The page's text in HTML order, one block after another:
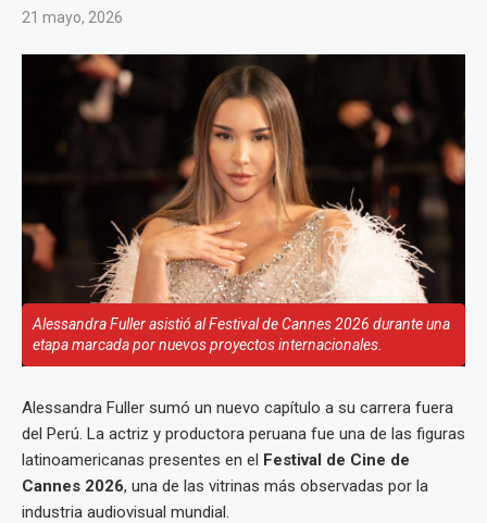
21 mayo, 2026
Alessandra Fuller asistió al Festival de Cannes 2026 durante una
etapa marcada por nuevos proyectos internacionales.
Alessandra Fuller sumó un nuevo capítulo a su carrera fuera
del Perú. La actriz y productora peruana fue una de las figuras
latinoamericanas presentes en el Festival de Cine de
Cannes 2026, una de las vitrinas más observadas por la
industria audiovisual mundial.